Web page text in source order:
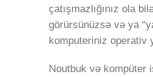
çatışmazlığınız ola
görürsünüzsə və ya
komputeriniz operativ
Noutbuk və kompüter